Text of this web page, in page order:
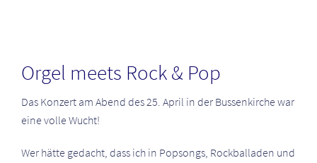
Orgel meets Rock & Pop
Das Konzert am Abend des 25. April in der Bussenkirche war
eine volle Wucht!
Wer hätte gedacht, dass ich in Popsongs, Rockballaden und